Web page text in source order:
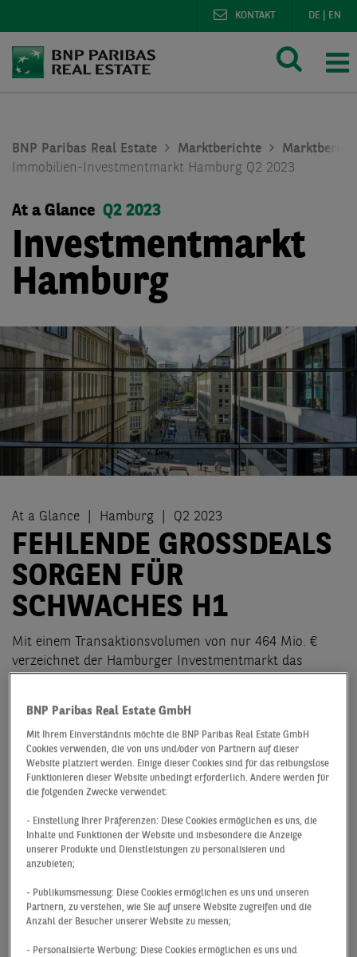
DE EN
KONTAKT
BNP Paribas Real Estate Marktberichte
Immobilien-Investmentmarkt Hamburg Q2 2023
At a Glance Q2 2023
Investmentmarkt
Hamburg
At a Glance Hamburg Q2 2023
FEHLENDE GROSSDEALS
SORGEN FÜR
SCHWACHES H1
Mit einem Transaktionsvolumen von nur 464 Mio. €
verzeichnet der Hamburger Investmentmarkt das
starken Ergebnis des Vorjahres und rund 72 % unter
dem langjährigen Durchschnitt. Dabei sollte jedoch
nicht unerwähnt bleiben, dass das starke
Vorjahresergebnis maßgeblich durch die Alstria-
Übernahme beeinflusst wurde. Ein wesentlicher Grund
für das schwache Abschneiden ist das sehr geringe
Investmentvolumen, welches auf das Ausbleiben
großvolumiger Deals über 100 Mio. € zurückzuführen
ist. Mit 29 Mio. € notiert das Volumen von
Portfoliodeals jeweils rund 93 % unter dem
Vorjahresergebnis und unter dem langjährigen
Durchschnitt. Im Segment der großvolumigen Einzel-
Investments wurde mit dem Verkauf des Fritz-
BNP Paribas Real Estate GmbH
Mit Ihrem Einverständnis möchte die BNP Paribas Real Estate GmbH
Cookies verwenden, die von uns und/oder von Partnern auf dieser
Website platziert werden. Einige dieser Cookies sind für das reibungslose
Funktionieren dieser Website unbedingt erforderlich. Andere werden für
die folgenden Zwecke verwendet:
- Einstellung Ihrer Präferenzen: Diese Cookies ermöglichen es uns, die
Inhalte und Funktionen der Website und insbesondere die Anzeige
unserer Produkte und Dienstleistungen zu personalisieren und
anzubieten;
- Publikumsmessung: Diese Cookies ermöglichen es uns und unseren
Partnern, zu verstehen, wie Sie auf unsere Website zugreifen und die
Anzahl der Besucher unserer Website zu messen;
- Personalisierte Werbung: Diese Cookies ermöglichen es uns und